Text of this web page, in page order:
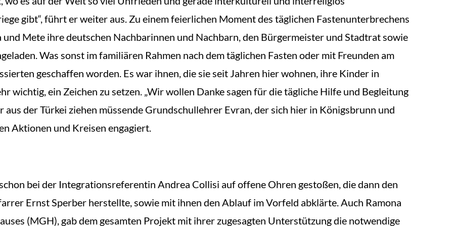
gibt“, führt er weiter aus. Zu einem feierlichen Moment des täglichen Fastenunterbrechens
Mete ihre deutschen Nachbarinnen und Nachbarn, den Bürgermeister und Stadtrat sowie
Was sonst im familiären Rahmen nach dem täglichen Fasten oder mit Freunden am
geschaffen worden. Es war ihnen, die sie seit Jahren hier wohnen, ihre Kinder in
wichtig, ein Zeichen zu setzen. „Wir wollen Danke sagen für die tägliche Hilfe und Begleitung
aus der Türkei ziehen müssende Grundschullehrer Evran, der sich hier in Königsbrunn und
Aktionen und Kreisen engagiert.
bei der Integrationsreferentin Andrea Collisi auf offene Ohren gestoßen, die dann den
Ernst Sperber herstellte, sowie mit ihnen den Ablauf im Vorfeld abklärte. Auch Ramona
(MGH), gab dem gesamten Projekt mit ihrer zugesagten Unterstützung die notwendige